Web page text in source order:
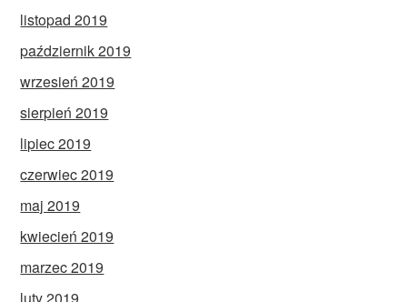
listopad 2019
październik 2019
wrzesień 2019
sierpień 2019
lipiec 2019
czerwiec 2019
maj 2019
kwiecień 2019
marzec 2019
luty 2019